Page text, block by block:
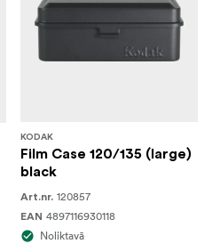
KODAK
Film Case 120/135 (large)
black
Art.nr. 120857
EAN 4897116930118
Noliktavā